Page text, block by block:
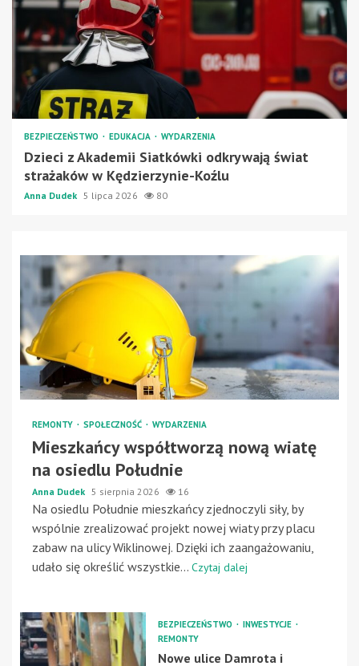
BEZPIECZEŃSTWO EDUKACJA WYDARZENIA
Dzieci z Akademii Siatkówki odkrywają świat
strażaków w Kędzierzynie-Koźlu
Anna Dudek 5 lipca 2026 80
REMONTY SPOŁECZNOŚĆ WYDARZENIA
Mieszkańcy współtworzą nową wiatę
na osiedlu Południe
Anna Dudek 5 sierpnia 2026 16
Na osiedlu Południe mieszkańcy zjednoczyli siły, by
wspólnie zrealizować projekt nowej wiaty przy placu
zabaw na ulicy Wiklinowej. Dzięki ich zaangażowaniu,
udało się określić wszystkie... Czytaj dalej
BEZPIECZEŃSTWO
INWESTYCJE
REMONTY
Nowe ulice Damrota i